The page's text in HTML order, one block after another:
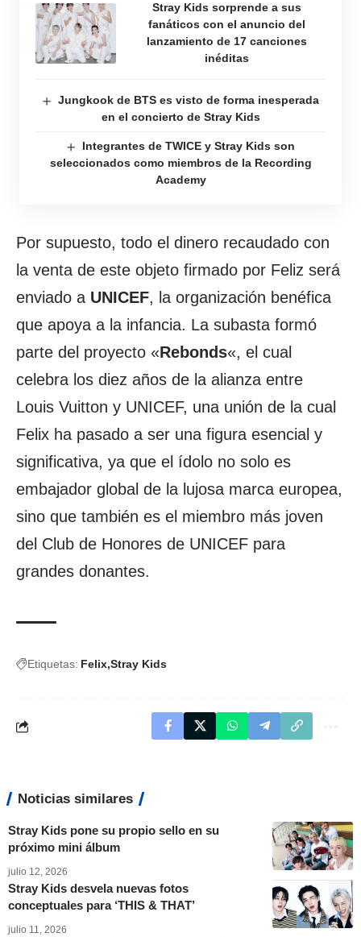
Stray Kids sorprende a sus
fanáticos con el anuncio del
lanzamiento de 17 canciones
inéditas
Jungkook de BTS es visto de forma inesperada
en el concierto de Stray Kids
Integrantes de TWICE y Stray Kids son
seleccionados como miembros de la Recording
Academy
Por supuesto, todo el dinero recaudado con
la venta de este objeto firmado por Feliz será
enviado a UNICEF, la organización benéfica
que apoya a la infancia. La subasta formó
parte del proyecto «Rebonds«, el cual
celebra los diez años de la alianza entre
Louis Vuitton y UNICEF, una unión de la cual
Felix ha pasado a ser una figura esencial y
significativa, ya que el ídolo no solo es
embajador global de la lujosa marca europea,
sino que también es el miembro más joven
del Club de Honores de UNICEF para
grandes donantes.
Etiquetas: Felix Stray Kids
Noticias similares
Stray Kids pone su propio sello en su
próximo mini álbum
julio 12, 2026
Stray Kids desvela nuevas fotos
conceptuales para ‘THIS & THAT’
julio 11, 2026